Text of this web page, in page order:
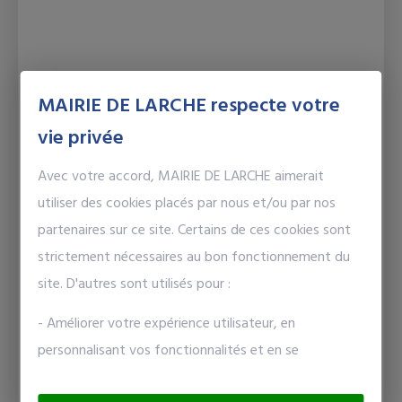
Vie municipale
Conseils municipaux 2021
lieu durant l'année 2021.
MAIRIE DE LARCHE respecte votre
vie privée
Avec votre accord, MAIRIE DE LARCHE aimerait
utiliser des cookies placés par nous et/ou par nos
partenaires sur ce site. Certains de ces cookies sont
strictement nécessaires au bon fonctionnement du
site. D'autres sont utilisés pour :
- Améliorer votre expérience utilisateur, en
personnalisant vos fonctionnalités et en se